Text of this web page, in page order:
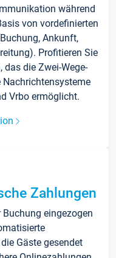
während
von vordefinierten
Ankunft,
Profitieren Sie
die Zwei-Wege-
Vrbo ermöglicht.
Zahlungen
eingezogen
Gäste gesendet